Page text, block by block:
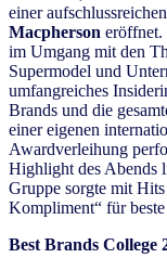
einer
Macpherson eröffnet.
im Umgang mit den
Supermodel und
umfangreiches
Brands und die
einer eigenen
Awardverleihung
Highlight des Abends
Gruppe sorgte mit
Kompliment“ für
Best Brands College